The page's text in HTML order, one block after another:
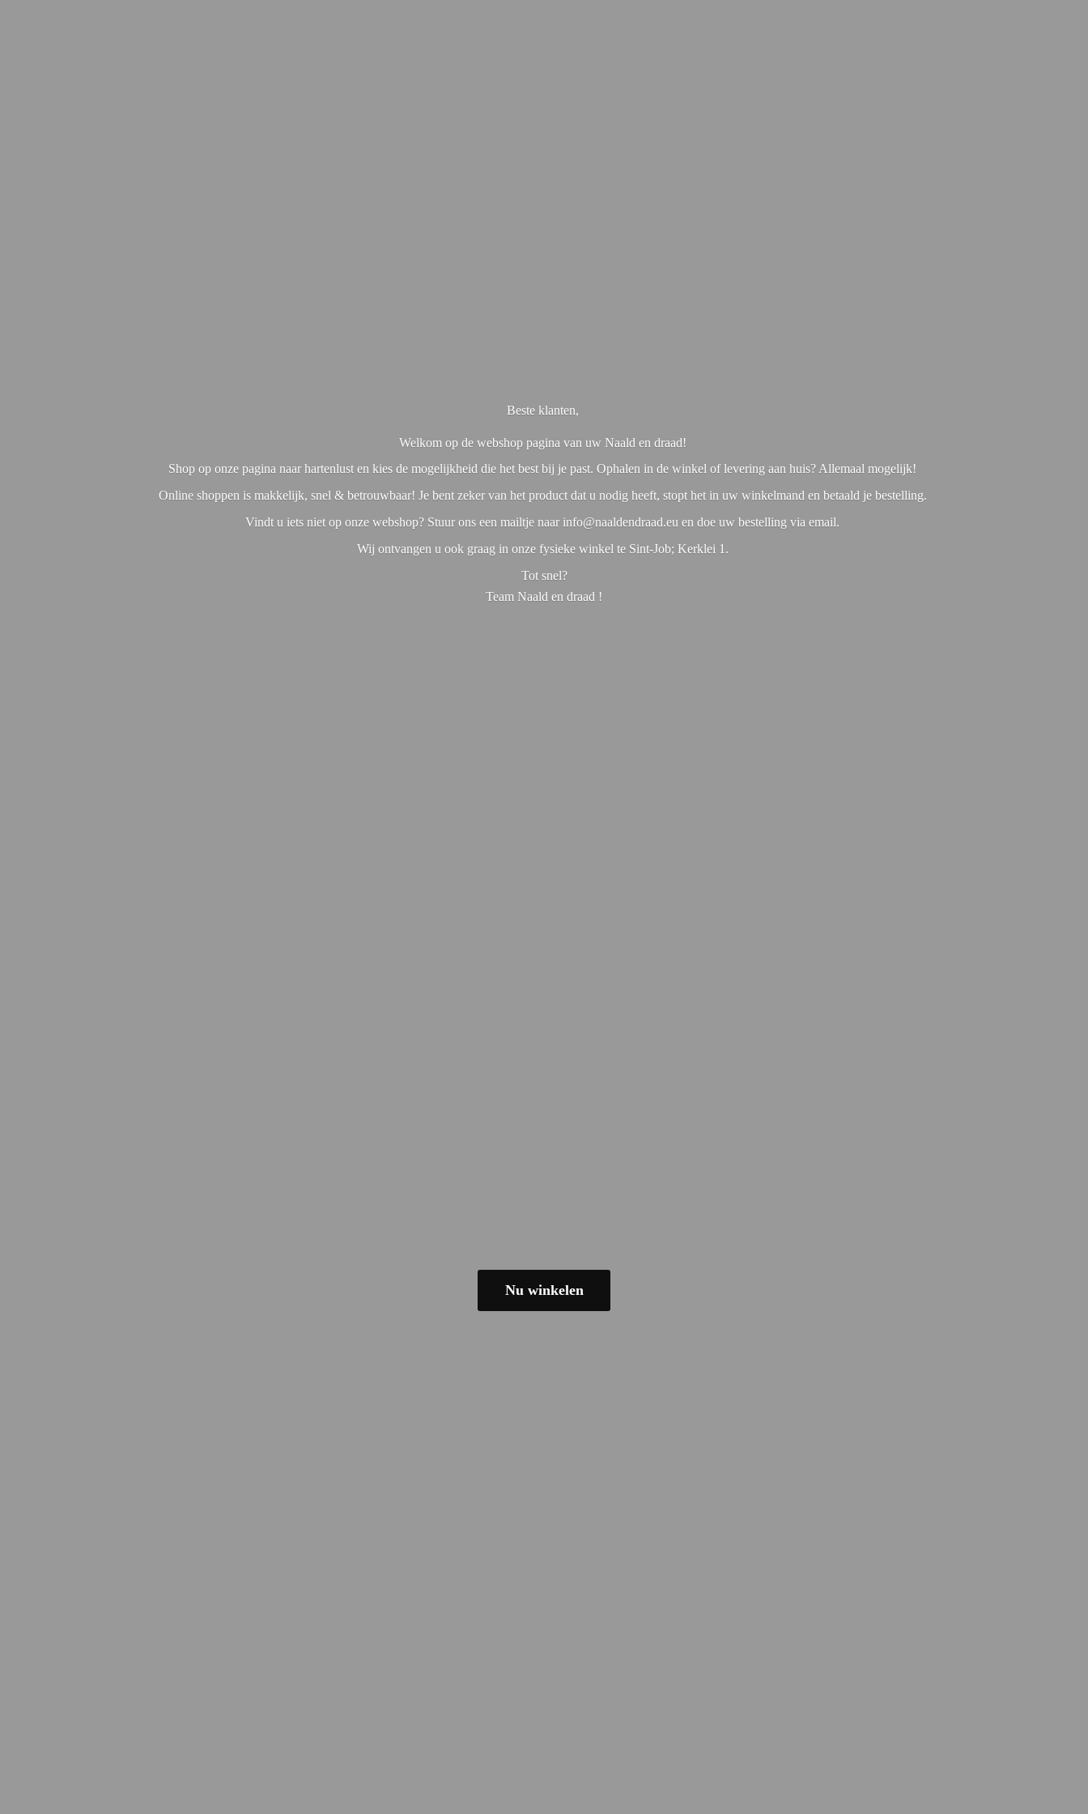
Beste klanten,
Welkom op de webshop pagina van uw Naald en draad!
Shop op onze pagina naar hartenlust en kies de mogelijkheid die het best bij je past. Ophalen in de winkel of levering aan huis? Allemaal mogelijk!
Online shoppen is makkelijk, snel & betrouwbaar! Je bent zeker van het product dat u nodig heeft, stopt het in uw winkelmand en betaald je bestelling.
Vindt u iets niet op onze webshop? Stuur ons een mailtje naar info@naaldendraad.eu en doe uw bestelling via email.
Wij ontvangen u ook graag in onze fysieke winkel te Sint-Job; Kerklei 1.
Tot snel?
Team Naald en draad !
Nu winkelen